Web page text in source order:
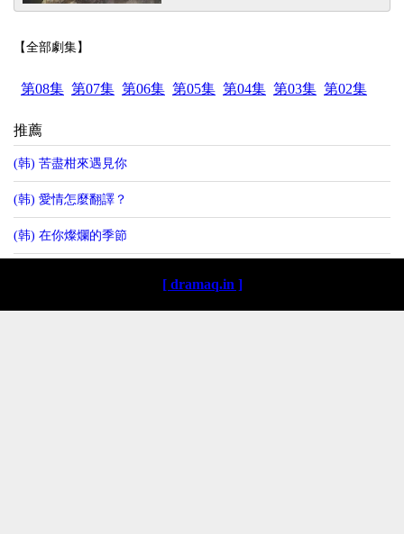
【全部劇集】
第08集 第07集 第06集 第05集 第04集 第03集 第02集
推薦
(韩) 苦盡柑來遇見你
(韩) 愛情怎麼翻譯？
(韩) 在你燦爛的季節
[ dramaq.in ]